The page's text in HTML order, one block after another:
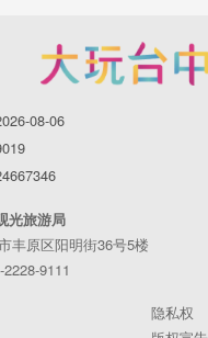
08-06
光旅游局
丰原区阳明街36号5楼
9111
隐私权